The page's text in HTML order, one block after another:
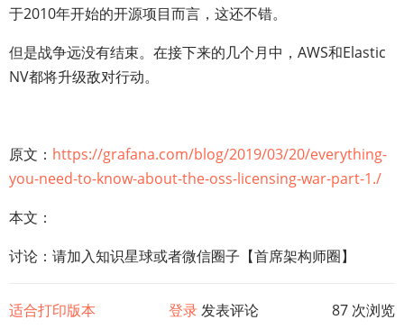
于2010年开始的开源项目而言，这还不错。
但是战争远没有结束。在接下来的几个月中，AWS和Elastic
NV都将升级敌对行动。
原文： https://grafana.com/blog/2019/03/20/everything-
you-need-to-know-about-the-oss-licensing-war-part-1./
本文：
讨论：请加入知识星球或者微信圈子【首席架构师圈】
适合打印版本 登录发表评论
87 次浏览